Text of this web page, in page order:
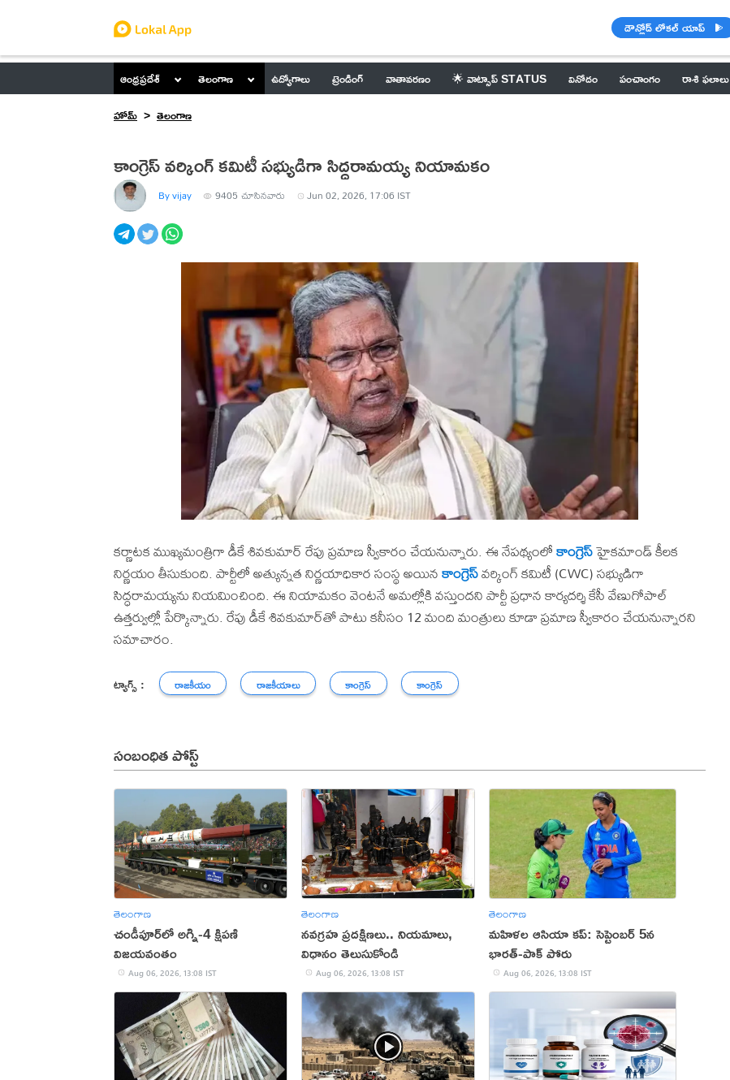
డౌన్లోడ్ లోకల్ యాప్
ఆంధ్రప్రదేశ్ తెలంగాణ ఉద్యోగాలు ట్రెండింగ్ వాతావరణం 🌟 వాట్సాప్ STATUS వినోదం పంచాంగం రాశి ఫలాలు
హోమ్
తెలంగాణ
కాంగ్రెస్ వర్కింగ్ కమిటీ సభ్యుడిగా సిద్దరామయ్య నియామకం
By vijay 9405 చూసినవారు Jun 02, 2026, 17:06 IST
కర్ణాటక ముఖ్యమంత్రిగా డీకే శివకుమార్ రేపు ప్రమాణ స్వీకారం చేయనున్నారు. ఈ నేపథ్యంలోకాంగ్రెస్హైకమాండ్ కీలక
నిర్ణయం తీసుకుంది. పార్టీలో అత్యున్నత నిర్ణయాధికార సంస్థ అయినకాంగ్రెస్వర్కింగ్ కమిటీ (CWC) సభ్యుడిగా
సిద్ధరామయ్యను నియమించింది. ఈ నియామకం వెంటనే అమల్లోకి వస్తుందని పార్టీ ప్రధాన కార్యదర్శి కేసీ వేణుగోపాల్
ఉత్తర్వుల్లో పేర్కొన్నారు. రేపు డీకే శివకుమార్‌తో పాటు కనీసం 12 మంది మంత్రులు కూడా ప్రమాణ స్వీకారం చేయనున్నారని
సమాచారం.
ట్యాగ్స్ : రాజకీయం రాజకీయాలు కాంగ్రెస్ కాంగ్రెస్
సంబంధిత పోస్ట్
తెలంగాణ
చండీపూర్‌లో అగ్ని-4 క్షిపణి
విజయవంతం
Aug 06, 2026, 13:08 IST
తెలంగాణ
నవగ్రహ ప్రదక్షిణలు.. నియమాలు,
విధానం తెలుసుకోండి
Aug 06, 2026, 13:08 IST
తెలంగాణ
మహిళల ఆసియా కప్‌: సెప్టెంబర్ 5న
భారత్-పాక్ పోరు
Aug 06, 2026, 13:08 IST